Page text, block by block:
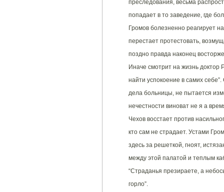
преследования, весьма
попадает в то заведение, где
Громов болезненно реагирует
перестает протестовать,
поздно правда наконец
Иначе смотрит на жизнь доктор
найти успокоение в самих
дела больницы, не пытается
нечестности виноват не я а
Чехов восстает против
кто сам не страдает. Устами
здесь за решеткой, гноят,
между этой палатой и теплым
“Страданья презираете, а
горло”.